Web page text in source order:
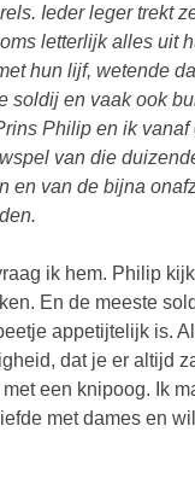
Ieder leger trekt
letterlijk alles uit
hun lijf, wetende
soldij en vaak ook
Philip en ik
van die
en van de bijna
ik hem. Philip
En de meeste
appetijtelijk is.
dat je er altijd
een knipoog. Ik
met dames en